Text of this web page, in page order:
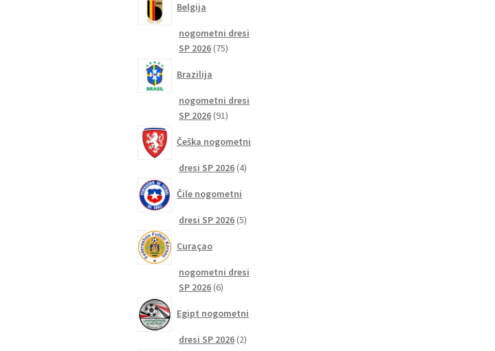
Belgija
nogometni dresi
SP 2026 7575
Brazilija
nogometni dresi
SP 2026 9191
Češka nogometni
dresi SP 2026 44
Čile nogometni
dresi SP 2026 55
Curaçao
nogometni dresi
SP 2026 66
Egipt nogometni
dresi SP 2026 22